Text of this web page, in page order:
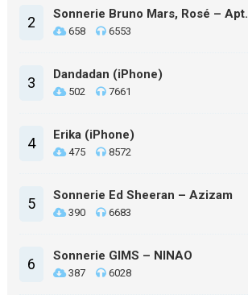
2 Sonnerie Bruno Mars, Rosé – Apt.
658 6553
3 Dandadan (iPhone)
502 7661
4 Erika (iPhone)
475 8572
5 Sonnerie Ed Sheeran – Azizam
390 6683
6 Sonnerie GIMS – NINAO
387 6028